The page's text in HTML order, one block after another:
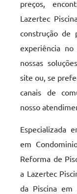
preços,
Lazertec
construção de
experiência
nossas
site ou, se
canais de
nosso
Especializada
em
Reforma de
a Lazertec
da Piscina em